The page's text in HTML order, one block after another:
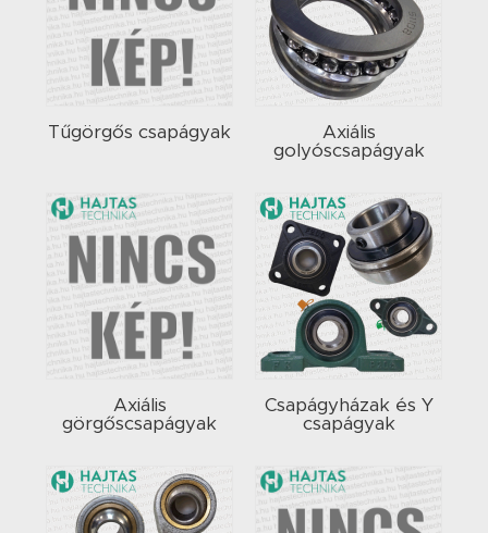
Tűgörgős csapágyak
Axiális
golyóscsapágyak
Axiális
görgőscsapágyak
Csapágyházak és Y
csapágyak